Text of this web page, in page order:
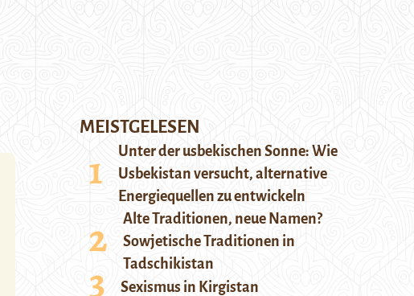
MEISTGELESEN
Unter der usbekischen Sonne: Wie
Usbekistan versucht, alternative
Energiequellen zu entwickeln
Alte Traditionen, neue Namen?
Sowjetische Traditionen in
Tadschikistan
Sexismus in Kirgistan